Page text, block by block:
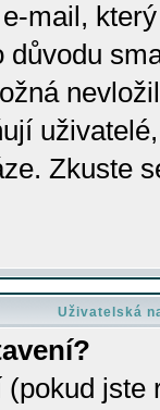
mail,
Zkuste
Uživatelská